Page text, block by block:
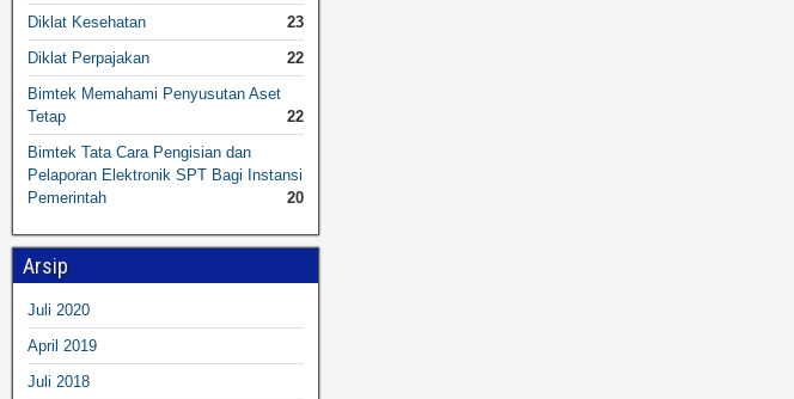
Diklat Kesehatan
23
Diklat Perpajakan
22
Bimtek Memahami Penyusutan Aset
Tetap
22
Bimtek Tata Cara Pengisian dan
Pelaporan Elektronik SPT Bagi Instansi
Pemerintah
20
Arsip
Juli 2020
April 2019
Juli 2018